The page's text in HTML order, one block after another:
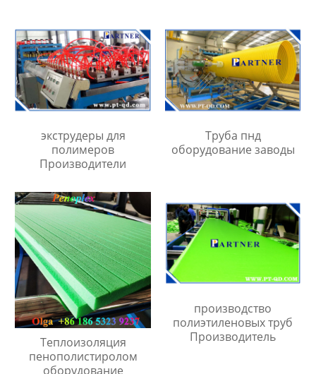
экструдеры для
полимеров
Производители
Труба пнд
оборудование заводы
Теплоизоляция
пенополистиролом
оборудование
производство
полиэтиленовых труб
Производитель